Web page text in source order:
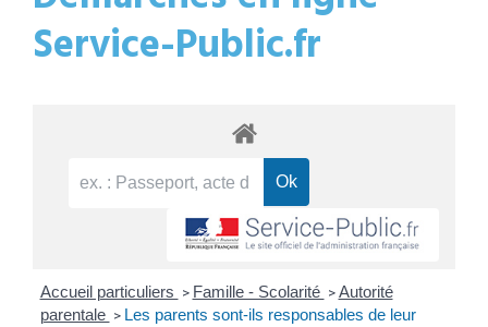
Service-Public.fr
Accueil particuliers > Famille - Scolarité > Autorité
parentale > Les parents sont-ils responsables de leur